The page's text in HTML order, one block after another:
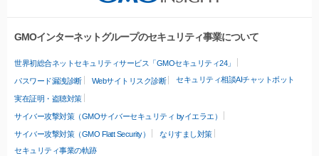
GMOインターネットグループのセキュリティ事業について
世界初総合ネットセキュリティサービス「GMOセキュリティ24」
パスワード漏洩診断 Webサイトリスク診断 セキュリティ相談AIチャットボット
実在証明・盗聴対策
サイバー攻撃対策（GMOサイバーセキュリティ byイエラエ）
サイバー攻撃対策（GMO Flatt Security）
なりすまし対策
セキュリティ事業の軌跡